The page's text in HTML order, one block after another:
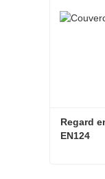
Regard
EN124